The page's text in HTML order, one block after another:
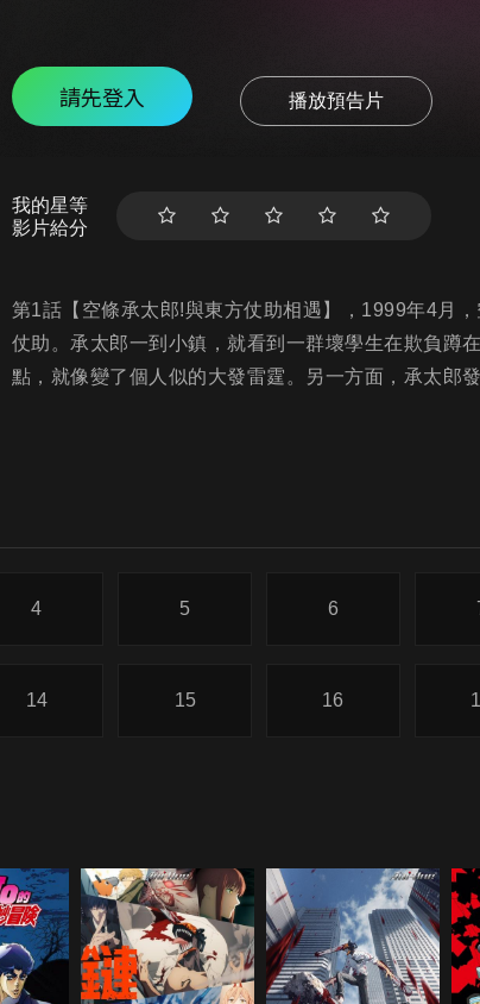
請先登入 播放預告片
我的星等
影片給分
第1話【空條承太郎!與東方仗助相遇】，1999年4月
仗助。承太郎一到小鎮，就看到一群壞學生在欺負蹲
點，就像變了個人似的大發雷霆。另一方面，承太郎
4 5 6
14 15 16